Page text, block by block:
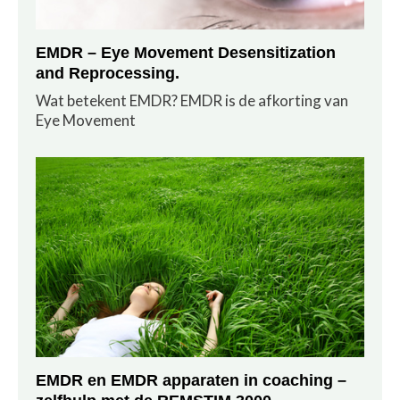
EMDR – Eye Movement Desensitization
and Reprocessing.
Wat betekent EMDR? EMDR is de afkorting van
Eye Movement
EMDR en EMDR apparaten in coaching –